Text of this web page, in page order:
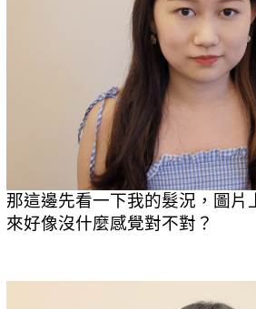
那這邊先看一下我的髮況，圖片
來好像沒什麼感覺對不對？